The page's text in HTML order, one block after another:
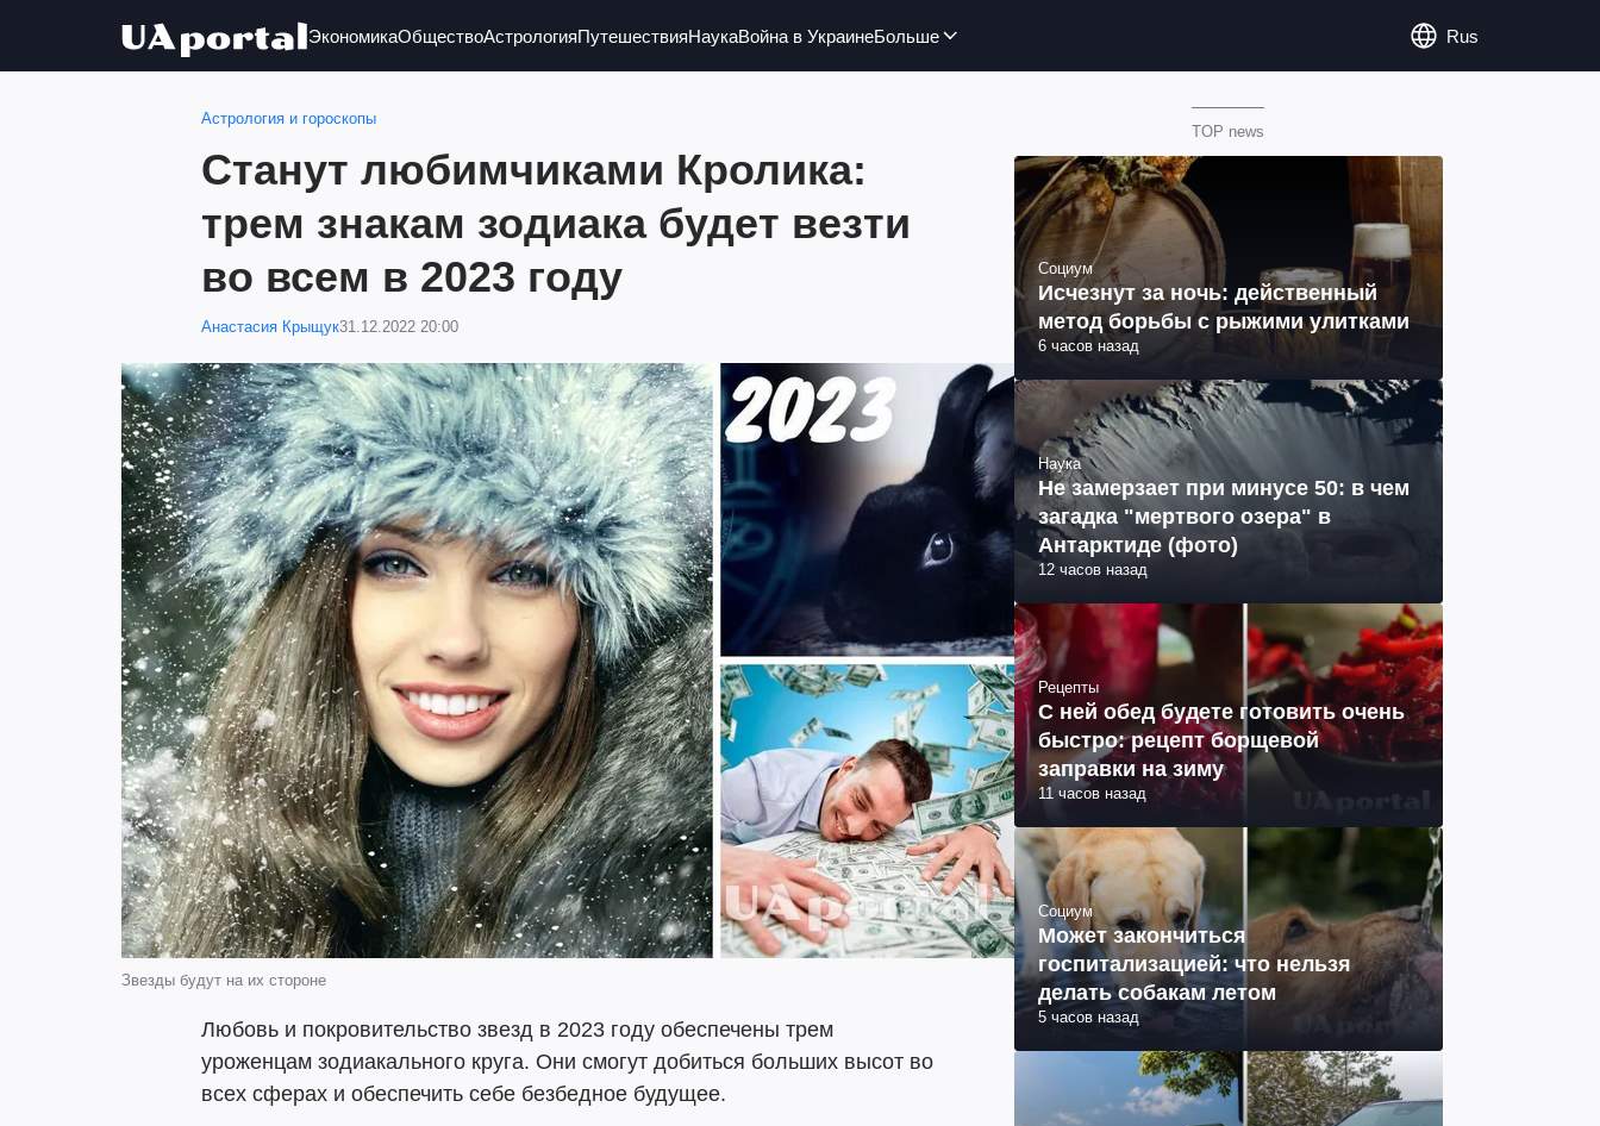
ЭкономикаОбществоАстрологияПутешествияНаукаВойна в УкраинеБольше Rus
Астрология и гороскопы
Станут любимчиками Кролика:
трем знакам зодиака будет везти
во всем в 2023 году
Анастасия Крыщук31.12.2022 20:00
Звезды будут на их стороне
Любовь и покровительство звезд в 2023 году обеспечены трем
уроженцам зодиакального круга. Они смогут добиться больших высот во
всех сферах и обеспечить себе безбедное будущее.
TOP news
Социум
Исчезнут за ночь: действенный
метод борьбы с рыжими улитками
6 часов назад
Наука
Не замерзает при минусе 50: в чем
загадка "мертвого озера" в
Антарктиде (фото)
12 часов назад
Рецепты
С ней обед будете готовить очень
быстро: рецепт борщевой
заправки на зиму
11 часов назад
Социум
Может закончиться
госпитализацией: что нельзя
делать собакам летом
5 часов назад